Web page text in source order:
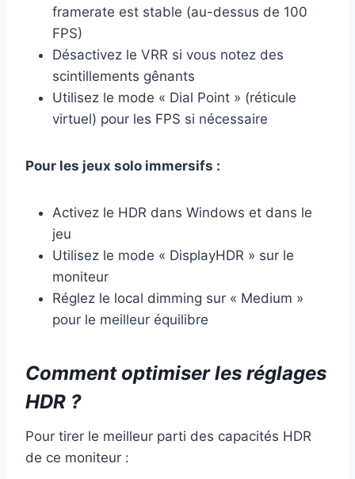
framerate est stable (au-dessus de 100
FPS)
Désactivez le VRR si vous notez des
scintillements gênants
Utilisez le mode « Dial Point » (réticule
virtuel) pour les FPS si nécessaire
Pour les jeux solo immersifs :
Activez le HDR dans Windows et dans le
jeu
Utilisez le mode « DisplayHDR » sur le
moniteur
Réglez le local dimming sur « Medium »
pour le meilleur équilibre
Comment optimiser les réglages
HDR ?
Pour tirer le meilleur parti des capacités HDR
de ce moniteur :